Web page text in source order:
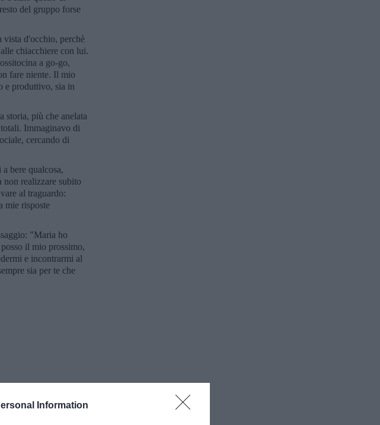
Information
del gruppo forse
vista d'occhio, perchè
chiacchiere con lui.
a go-go,
fare niente. Il mio
e produttivo, sia in
storia, più che anelata
Immaginavo di
cercando di
bere qualcosa,
non realizzare subito
al traguardo:
mie risposte
"Maria ho
il mio prossimo,
e incontrarmi al
sia per te che